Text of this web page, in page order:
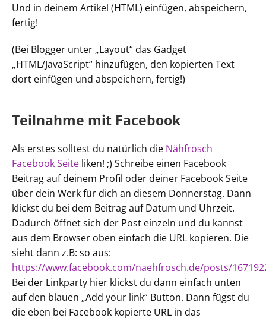
Und in deinem Artikel (HTML) einfügen, abspeichern,
fertig!
(Bei Blogger unter „Layout“ das Gadget
„HTML/JavaScript“ hinzufügen, den kopierten Text
dort einfügen und abspeichern, fertig!)
Teilnahme mit Facebook
Als erstes solltest du natürlich die Nähfrosch
Facebook Seite liken! ;) Schreibe einen Facebook
Beitrag auf deinem Profil oder deiner Facebook Seite
über dein Werk für dich an diesem Donnerstag. Dann
klickst du bei dem Beitrag auf Datum und Uhrzeit.
Dadurch öffnet sich der Post einzeln und du kannst
aus dem Browser oben einfach die URL kopieren. Die
sieht dann z.B: so aus:
https://www.facebook.com/naehfrosch.de/posts/
Bei der Linkparty hier klickst du dann einfach unten
auf den blauen „Add your link“ Button. Dann fügst du
die eben bei Facebook kopierte URL in das